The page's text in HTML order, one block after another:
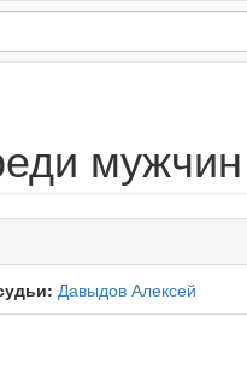
мужчин
Давыдов Алексей